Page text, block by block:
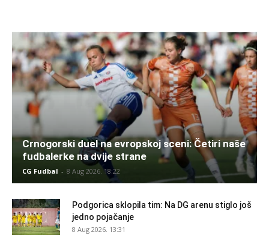
Crnogorski duel na evropskoj sceni: Četiri naše
fudbalerke na dvije strane
CG Fudbal - 8 Aug 2026. 18:22
Podgorica sklopila tim: Na DG arenu stiglo još
jedno pojačanje
8 Aug 2026. 13:31